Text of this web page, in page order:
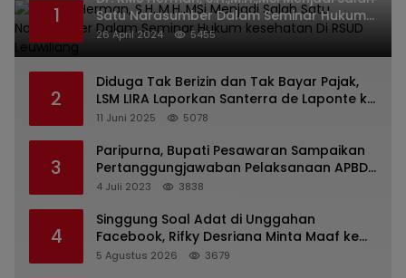
1
Satu Narasumber Dalam Seminar Hukum
kesehatan Di RSUD Leuwiliang
26 April 2024 5455
2
Diduga Tak Berizin dan Tak Bayar Pajak,
LSM LIRA Laporkan Santerra de Laponte ke
Kejaksaan Kota Batu
11 Juni 2025 5078
3
Paripurna, Bupati Pesawaran Sampaikan
Pertanggungjawaban Pelaksanaan APBD
2022
4 Juli 2023 3838
4
Singgung Soal Adat di Unggahan
Facebook, Rifky Desriana Minta Maaf ke
PDA dan Bupati Kubar
5 Agustus 2026 3679